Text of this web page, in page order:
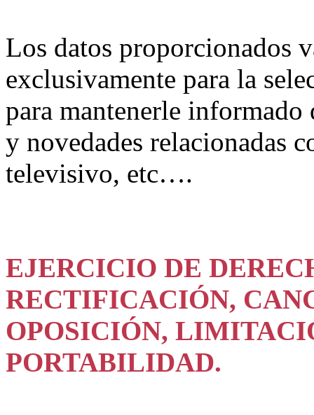
Los datos proporcionados
exclusivamente para la
para mantenerle
y novedades relacionadas
televisivo, etc….
EJERCICIO DE
RECTIFICACIÓN,
OPOSICIÓN,
PORTABILIDAD.